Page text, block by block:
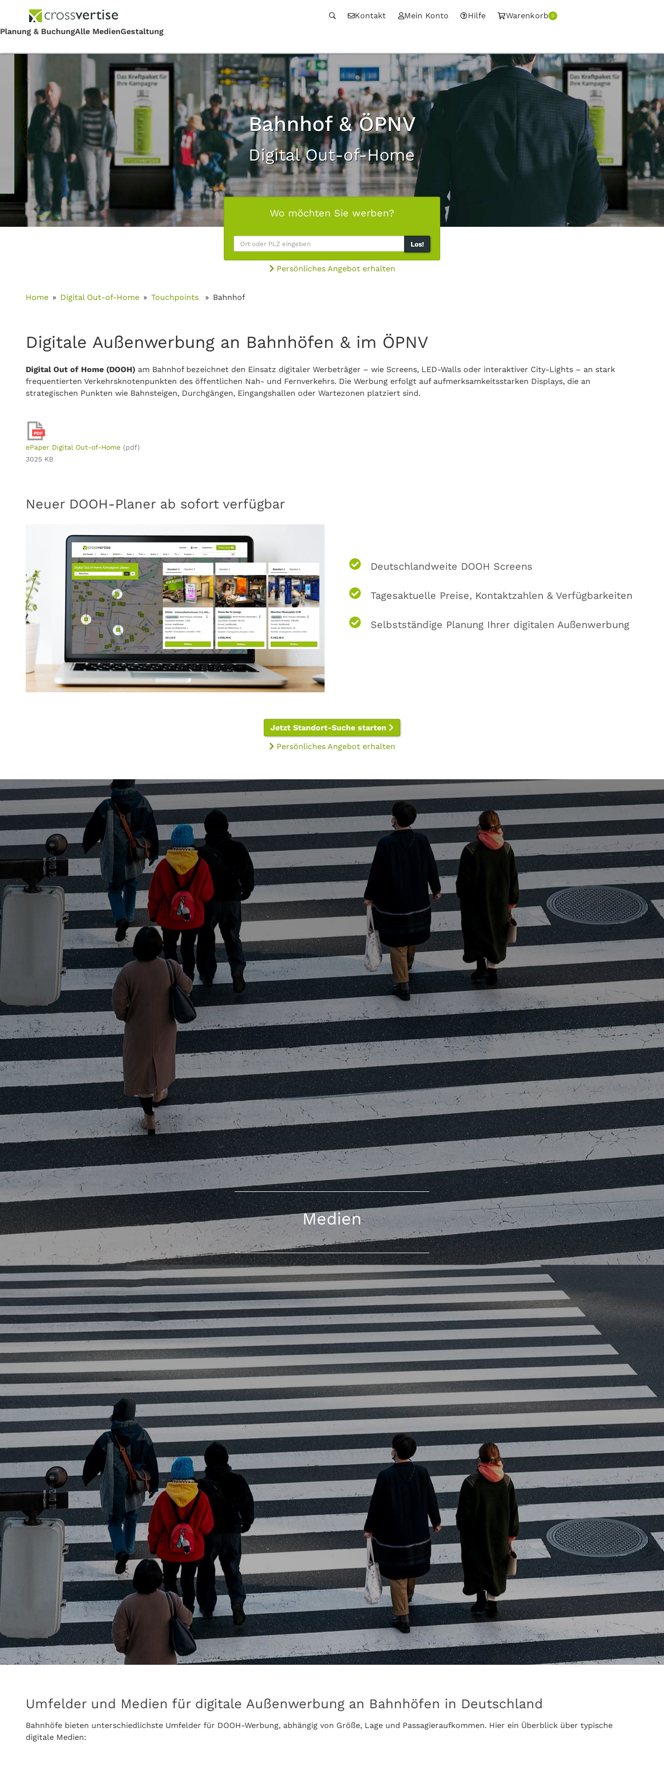
Kontakt Mein Konto Hilfe Warenkorb 0
Bahnhof & ÖPNV
Digital Out-of-Home
Wo möchten Sie werben?
Los!
Persönliches Angebot erhalten
Home Digital Out-of-Home Touchpoints Bahnhof
Digitale Außenwerbung an Bahnhöfen & im ÖPNV
Digital Out of Home (DOOH) am Bahnhof bezeichnet den Einsatz digitaler Werbeträger – wie Screens, LED-Walls oder interaktiver City-Lights – an stark
frequentierten Verkehrsknotenpunkten des öffentlichen Nah- und Fernverkehrs. Die Werbung erfolgt auf aufmerksamkeitsstarken Displays, die an
strategischen Punkten wie Bahnsteigen, Durchgängen, Eingangshallen oder Wartezonen platziert sind.
PDF
ePaper Digital Out-of-Home (pdf)
3025 KB
Neuer DOOH-Planer ab sofort verfügbar
Deutschlandweite DOOH Screens
Tagesaktuelle Preise, Kontaktzahlen & Verfügbarkeiten
Selbstständige Planung Ihrer digitalen Außenwerbung
Jetzt Standort-Suche starten
Persönliches Angebot erhalten
Medien
Umfelder und Medien für digitale Außenwerbung an Bahnhöfen in Deutschland
Bahnhöfe bieten unterschiedlichste Umfelder für DOOH-Werbung, abhängig von Größe, Lage und Passagieraufkommen. Hier ein Überblick über typische
digitale Medien: